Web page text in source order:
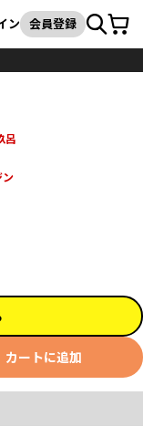
検索
ン 会員登録カート
呂
ン
カートに追加